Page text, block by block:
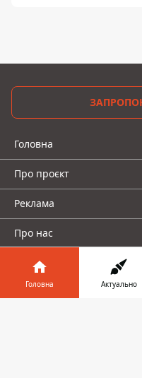
Головна
Про проєкт
Реклама
Про нас
Головна Актуально